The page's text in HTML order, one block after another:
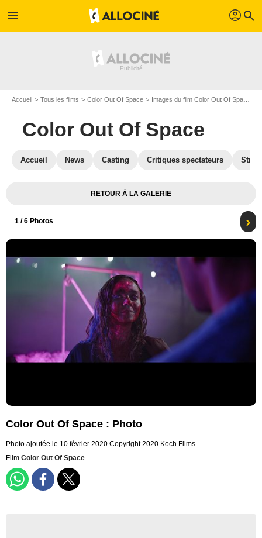
menu profil search
Accueil Tous les films Color Out Of Space Images du film Color Out Of Space
Color Out Of Space
Accueil News Casting Critiques spectateurs
RETOUR À LA GALERIE
1 / 6 Photos
Color Out Of Space : Photo
Photo ajoutée le 10 février 2020 Copyright 2020 Koch Films
Film Color Out Of Space